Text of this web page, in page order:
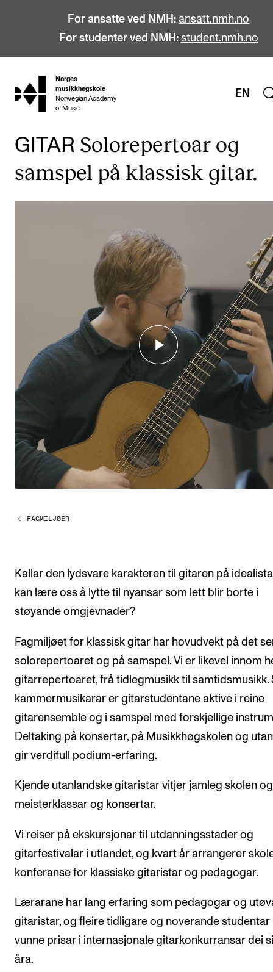
For ansatte ved NMH: ansatt.nmh.no
For studenter ved NMH: student.nmh.no
hjem
Norges
musikkhøgskole
Norwegian Academy
of Music
EN
Alle studier
Bachelor
Årsstudium og videreutdanning
Etterutdanning og kurs
STUDENTLIV
Søknad og opptak
Fagmiljøer
Salane våre
Studentutvalet SUT (student.nmh.no)
NordART
Prosjekter
Publikasjoner
INTERNASJONALT
Utveksling
Nettverk
Arrangementer og konserter
Nyheter og historier
INFO
Om Norges musikkhøgskole
GITAR Solorepertoar og
samspel på klassisk gitar.
FAGMILJØER
Kallar den lydsvare karakteren til gitaren på
kan lære oss å lytte til nyansar som lett blir borte i
støyande omgjevnader?
Fagmiljøet for klassisk gitar har hovudvekt på det
solorepertoaret og på samspel. Vi er likevel innom
gitarrepertoaret, frå tidlegmusikk til samtidsmusikk.
kammermusikarar er gitarstudentane aktive i reine
gitarensemble og i samspel med forskjellige
Deltaking på konsertar, på Musikkhøgskolen og
gir verdifull podium-erfaring.
Kjende utanlandske gitaristar vitjer jamleg skolen
meisterklassar og konsertar.
Vi reiser på ekskursjonar til utdanningsstader og
gitarfestivalar i utlandet, og kvart år arrangerer
konferanse for klassiske gitaristar og pedagogar.
Lærarane har lang erfaring som pedagogar og
gitaristar, og fleire tidligare og noverande studentar
vunne prisar i internasjonale gitarkonkurransar dei
åra.